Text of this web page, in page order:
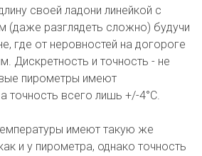
своей ладони линейкой с
(даже разглядеть сложно) будучи
где от неровностей на догороге
Дискретность и точность - не
пирометры имеют
точность всего лишь +/-4°С.
имеют такую же
и у пирометра, однако точность